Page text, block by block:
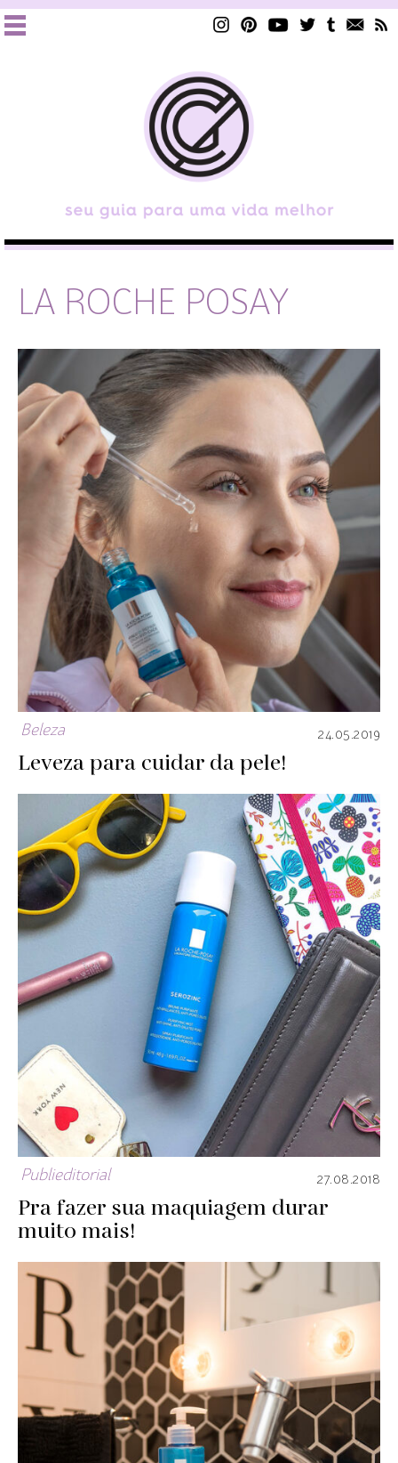
LA ROCHE POSAY
Beleza 24.05.2019
Leveza para cuidar da pele!
Publieditorial 27.08.2018
Pra fazer sua maquiagem durar
muito mais!